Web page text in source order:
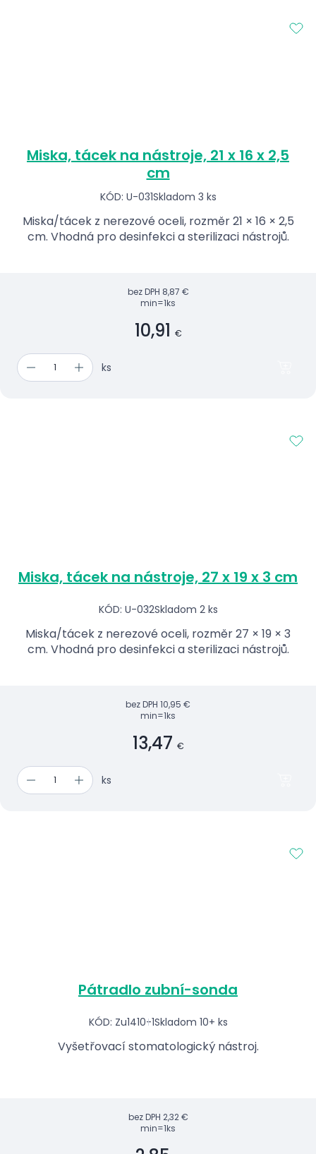
Miska, tácek na nástroje, 21 x 16 x 2,5
cm
KÓD: U-031Skladom 3 ks
Miska/tácek z nerezové oceli, rozměr 21 × 16 × 2,5
cm. Vhodná pro desinfekci a sterilizaci nástrojů.
bez DPH 8,87 €
min=1ks
10,91 €
ks
Miska, tácek na nástroje, 27 x 19 x 3 cm
KÓD: U-032Skladom 2 ks
Miska/tácek z nerezové oceli, rozměr 27 × 19 × 3
cm. Vhodná pro desinfekci a sterilizaci nástrojů.
bez DPH 10,95 €
min=1ks
13,47 €
ks
Pátradlo zubní-sonda
KÓD: Zu1410-1Skladom 10+ ks
Vyšetřovací stomatologický nástroj.
bez DPH 2,32 €
min=1ks